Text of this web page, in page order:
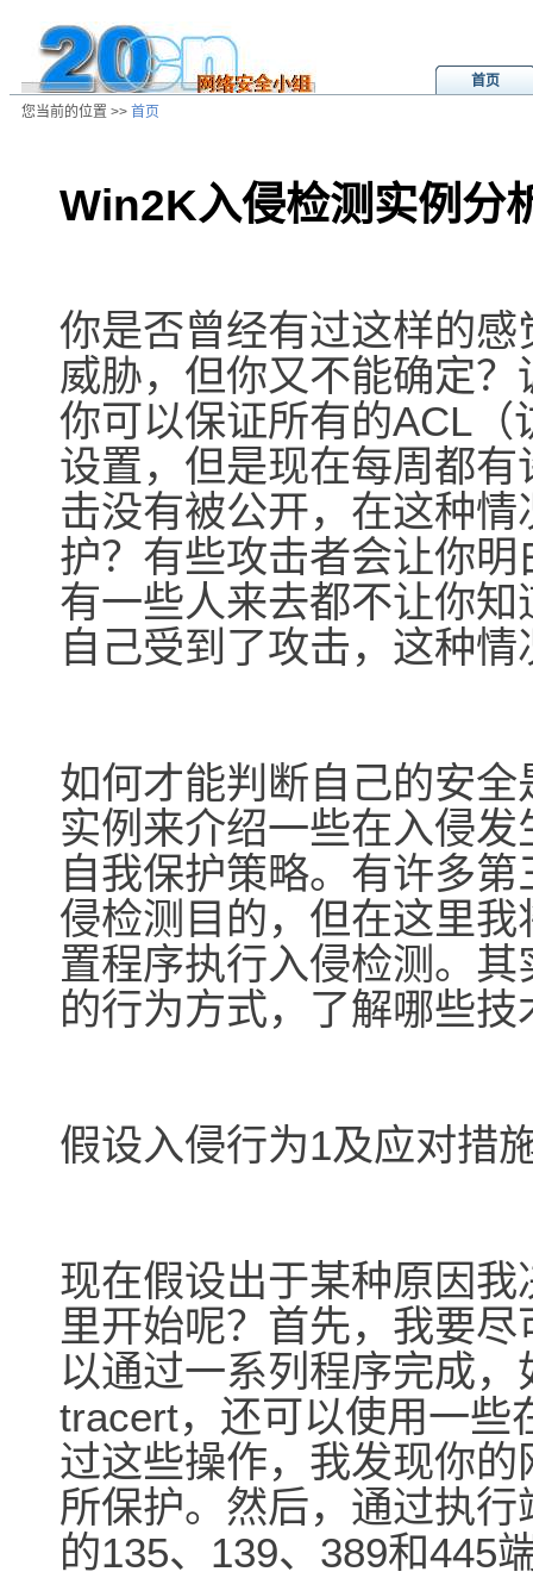
首页
您当前的位置 >> 首页
Win2K入侵检测实例分
你是否曾经有过这样的
威胁，但你又不能确定
你可以保证所有的ACL
设置，但是现在每周都
击没有被公开，在这种
护？有些攻击者会让你
有一些人来去都不让你
自己受到了攻击，这种
如何才能判断自己的安
实例来介绍一些在入侵
自我保护策略。有许多
侵检测目的，但在这里
置程序执行入侵检测。
的行为方式，了解哪些
假设入侵行为1及应对措
现在假设出于某种原因
里开始呢？首先，我要
以通过一系列程序完成
tracert，还可以使用一些
过这些操作，我发现你
所保护。然后，通过执
的135、139、389和445